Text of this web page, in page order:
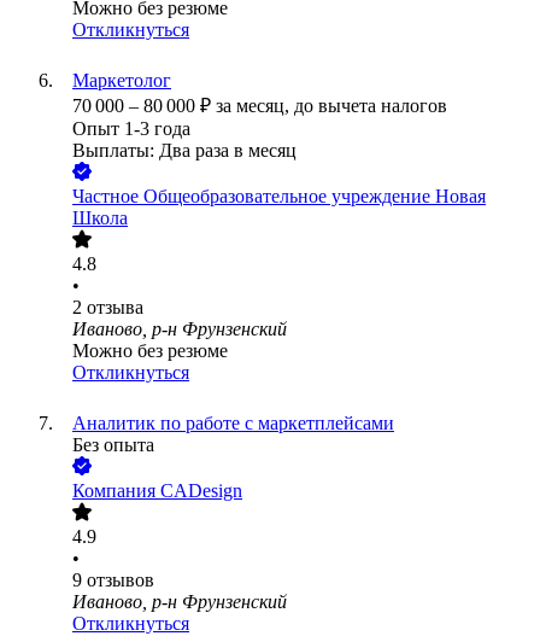
Можно без резюме
Откликнуться
Маркетолог
70 000 – 80 000 ₽ за месяц, до вычета налогов
Опыт 1-3 года
Выплаты: Два раза в месяц
Частное Общеобразовательное учреждение Новая
Школа
4.8
•
2 отзыва
Иваново, р-н Фрунзенский
Можно без резюме
Откликнуться
Аналитик по работе с маркетплейсами
Без опыта
Компания CADesign
4.9
•
9 отзывов
Иваново, р-н Фрунзенский
Откликнуться